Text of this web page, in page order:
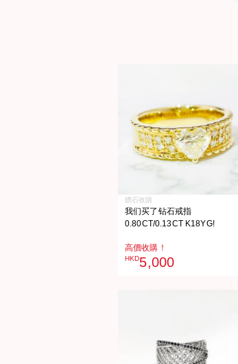
鑽石收購
我们买了钻石戒指
0.80CT/0.13CT K18YG!
高價收購！
HKD5,000